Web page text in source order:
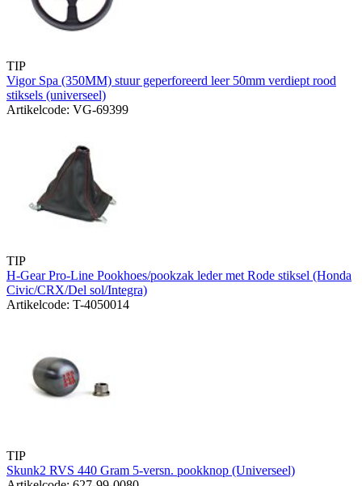
TIP
Vigor Spa (350MM) stuur geperforeerd leer 50mm verdiept rood
stiksels (universeel)
Artikelcode: VG-69399
TIP
H-Gear Pro-Line Pookhoes/pookzak leder met Rode stiksel (Honda
Civic/CRX/Del sol/Integra)
Artikelcode: T-4050014
TIP
Skunk2 RVS 440 Gram 5-versn. pookknop (Universeel)